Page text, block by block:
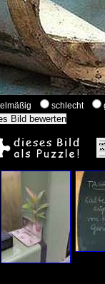
schlecht